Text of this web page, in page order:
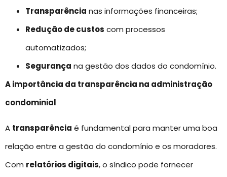
Transparência nas informações financeiras;
Redução de custos com processos
automatizados;
Segurança na gestão dos dados do condomínio.
A importância da transparência na administração
condominial
A transparência é fundamental para manter uma boa
relação entre a gestão do condomínio e os moradores.
Com relatórios digitais, o síndico pode fornecer